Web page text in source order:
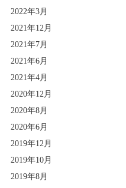
2022年3月
2021年12月
2021年7月
2021年6月
2021年4月
2020年12月
2020年8月
2020年6月
2019年12月
2019年10月
2019年8月